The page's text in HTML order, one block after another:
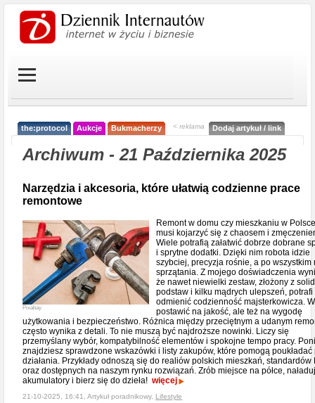
the:protocol Aukcje Bukmacherzy < reklama Dodaj artykuł / link
Archiwum - 21 Października 2025
Narzędzia i akcesoria, które ułatwią codzienne prace
remontowe
Pixabay
Remont w domu czy mieszkaniu w
musi kojarzyć się z chaosem i
Wiele potrafią załatwić dobrze dobrane
i sprytne dodatki. Dzięki nim robota idzie
szybciej, precyzja rośnie, a po wszystkim
sprzątania. Z mojego doświadczenia
że nawet niewielki zestaw, złożony z
podstaw i kilku mądrych ulepszeń, potrafi
odmienić codzienność majsterkowicza.
postawić na jakość, ale też na wygodę
użytkowania i bezpieczeństwo. Różnica między przeciętnym a udanym
często wynika z detali. To nie muszą być najdroższe nowinki. Liczy się
przemyślany wybór, kompatybilność elementów i spokojne tempo pracy.
znajdziesz sprawdzone wskazówki i listy zakupów, które pomogą poukładać
działania. Przykłady odnoszą się do realiów polskich mieszkań, standardów
oraz dostępnych na naszym rynku rozwiązań. Zrób miejsce na półce, naładuj
akumulatory i bierz się do dzieła! więcej
21-10-2025, 16:41, Artykuł poradnikowy, Lifestyle